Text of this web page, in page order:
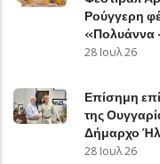
Ρούγγερη
«Πολυάννα
28 Ιουλ 26
Επίσημη
της
Δήμαρχο
28 Ιουλ 26